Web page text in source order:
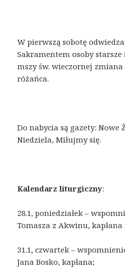
W pierwszą sobotę
Sakramentem osoby starsze
mszy św. wieczornej
różańca.
Do nabycia są gazety: Nowe
Niedziela, Miłujmy się.
Kalendarz liturgiczny:
28.1, poniedziałek –
Tomasza z Akwinu, kapłana
31.1, czwartek –
Jana Bosko, kapłana;